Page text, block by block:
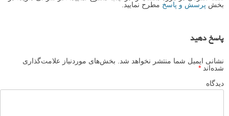
بخش پرسش و پاسخ مطرح نمایید.
پاسخ دهید
نشانی ایمیل شما منتشر نخواهد شد.
بخش‌های موردنیاز علامت‌گذاری
شده‌اند *
دیدگاه